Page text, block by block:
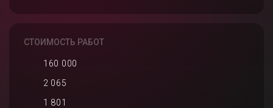
СТОИМОСТЬ РАБОТ
160 000
2 065
1 801